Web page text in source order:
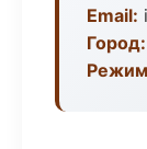
Email:
Город: